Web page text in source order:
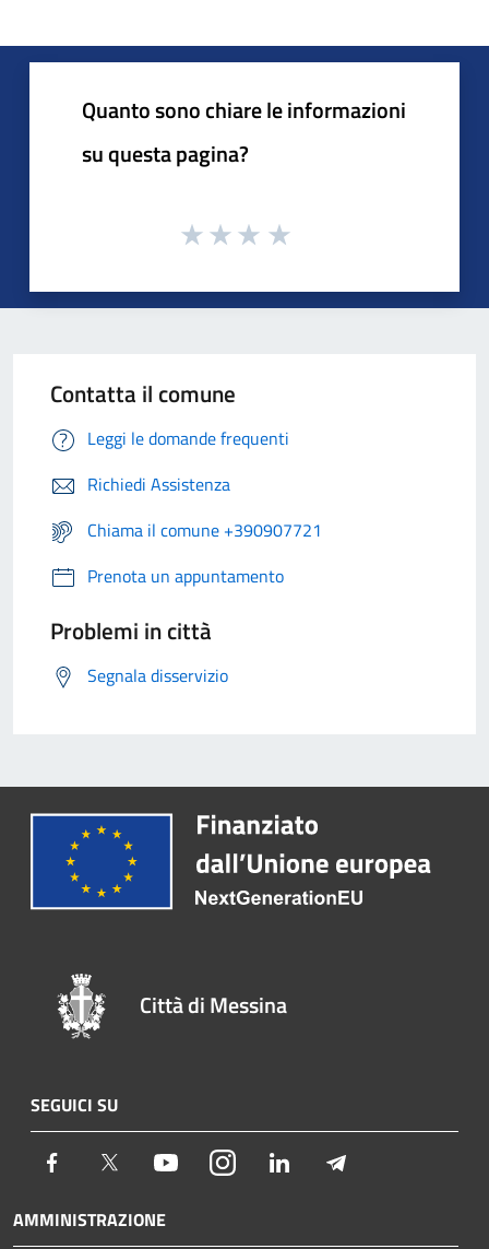
Quanto sono chiare le informazioni
su questa pagina?
Contatta il comune
Leggi le domande frequenti
Richiedi Assistenza
Chiama il comune +390907721
Prenota un appuntamento
Problemi in città
Segnala disservizio
Città di Messina
SEGUICI SU
Facebook Twitter YoutubeInstagram LinkedIn
AMMINISTRAZIONE